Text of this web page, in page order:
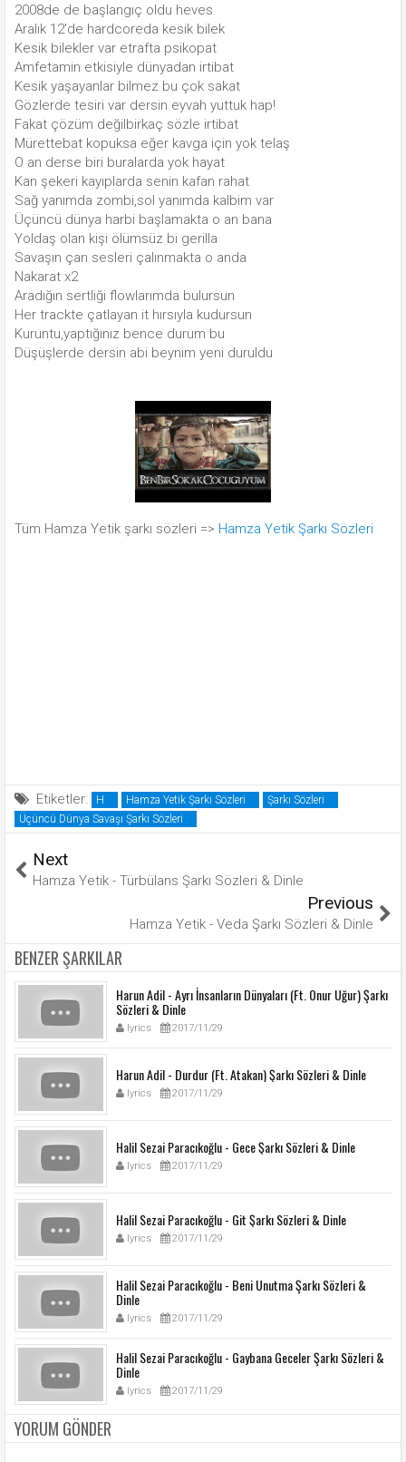
2008de de başlangıç oldu heves
Aralık 12'de hardcoreda kesik bilek
Kesik bilekler var etrafta psikopat
Amfetamin etkisiyle dünyadan irtibat
Kesik yaşayanlar bilmez bu çok sakat
Gözlerde tesiri var dersin eyvah yuttuk hap!
Fakat çözüm değilbirkaç sözle irtibat
Mürettebat kopuksa eğer kavga için yok telaş
O an derse biri buralarda yok hayat
Kan şekeri kayıplarda senin kafan rahat
Sağ yanımda zombi,sol yanımda kalbim var
Üçüncü dünya harbi başlamakta o an bana
Yoldaş olan kişi ölümsüz bi gerilla
Savaşın çan sesleri çalınmakta o anda
Nakarat x2
Aradığın sertliği flowlarımda bulursun
Her trackte çatlayan it hırsıyla kudursun
Kuruntu,yaptığınız bence durum bu
Düşüşlerde dersin abi beynim yeni duruldu
Tüm Hamza Yetik şarkı sözleri => Hamza Yetik Şarkı Sözleri
Etiketler: H Hamza Yetik Şarkı Sözleri
Şarkı Sözleri
Üçüncü Dünya Savaşı Şarkı Sözleri
Next
Hamza Yetik - Türbülans Şarkı Sözleri & Dinle
Previous
Hamza Yetik - Veda Şarkı Sözleri & Dinle
BENZER ŞARKILAR
Harun Adil - Ayrı İnsanların Dünyaları (Ft. Onur Uğur) Şarkı
Sözleri & Dinle
lyrics 2017/11/29
Harun Adil - Durdur (Ft. Atakan) Şarkı Sözleri & Dinle
lyrics 2017/11/29
Halil Sezai Paracıkoğlu - Gece Şarkı Sözleri & Dinle
lyrics 2017/11/29
Halil Sezai Paracıkoğlu - Git Şarkı Sözleri & Dinle
lyrics 2017/11/29
Halil Sezai Paracıkoğlu - Beni Unutma Şarkı Sözleri &
Dinle
lyrics 2017/11/29
Halil Sezai Paracıkoğlu - Gaybana Geceler Şarkı Sözleri &
Dinle
lyrics 2017/11/29
YORUM GÖNDER